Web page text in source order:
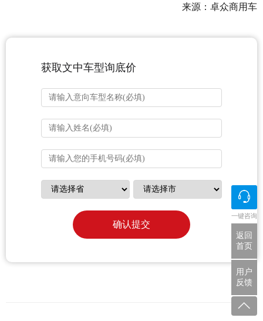
来源：卓众商用车
获取文中车型询底价
确认提交
一键咨询
返回
首页
用户
反馈